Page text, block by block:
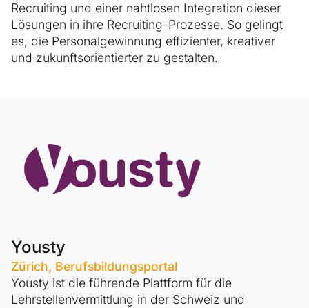
Recruiting und einer nahtlosen Integration dieser
Lösungen in ihre Recruiting-Prozesse. So gelingt
es, die Personalgewinnung effizienter, kreativer
und zukunftsorientierter zu gestalten.
Yousty
Zürich, Berufsbildungsportal
Yousty ist die führende Plattform für die
Lehrstellenvermittlung in der Schweiz und